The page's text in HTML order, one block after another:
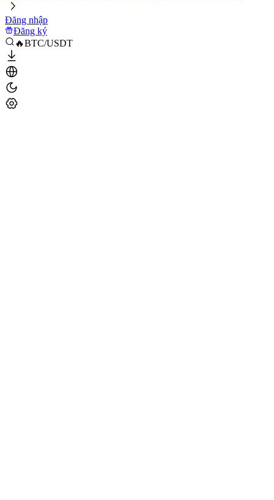
Đăng nhập
Đăng ký
🔥BTC/USDT